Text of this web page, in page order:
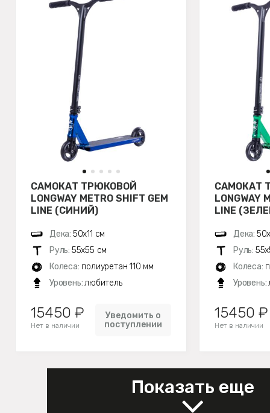
САМОКАТ ТРЮКОВОЙ
LONGWAY METRO SHIFT GEM
LINE (СИНИЙ)
Дека: 50х11 см
Руль: 55х55 см
Колеса: полиуретан 110 мм
Уровень:любитель
15450 ₽
Нет в наличии
Уведомить о
поступлении
САМОКАТ
LONGWAY
LINE
Дека:
Руль:
Колеса:
Уровень:
15450 ₽
Нет в наличии
Показать еще